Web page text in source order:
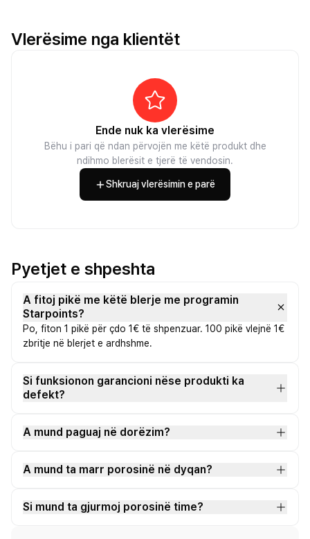
Vlerësime nga klientët
Ende nuk ka vlerësime
Bëhu i pari që ndan përvojën me këtë produkt dhe
ndihmo blerësit e tjerë të vendosin.
Shkruaj vlerësimin e parë
Pyetjet e shpeshta
A fitoj pikë me këtë blerje me programin
Starpoints?
Po, fiton 1 pikë për çdo 1€ të shpenzuar. 100 pikë vlejnë 1€
zbritje në blerjet e ardhshme.
Si funksionon garancioni nëse produkti ka
defekt?
A mund paguaj në dorëzim?
A mund ta marr porosinë në dyqan?
Si mund ta gjurmoj porosinë time?